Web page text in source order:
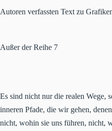
Autoren verfassten Text zu
Außer der Reihe 7
Es sind nicht nur die realen Wege,
inneren Pfade, die wir gehen,
nicht, wohin sie uns führen, nicht,